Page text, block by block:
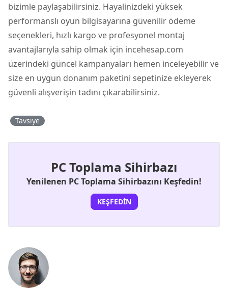
bizimle paylaşabilirsiniz. Hayalinizdeki yüksek
performanslı oyun bilgisayarına güvenilir ödeme
seçenekleri, hızlı kargo ve profesyonel montaj
avantajlarıyla sahip olmak için incehesap.com
üzerindeki güncel kampanyaları hemen inceleyebilir ve
size en uygun donanım paketini sepetinize ekleyerek
güvenli alışverişin tadını çıkarabilirsiniz.
Tavsiye
PC Toplama Sihirbazı
Yenilenen PC Toplama Sihirbazını Keşfedin!
KEŞFEDIN